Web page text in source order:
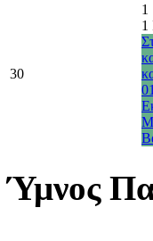
30
1
1
Ύμνος